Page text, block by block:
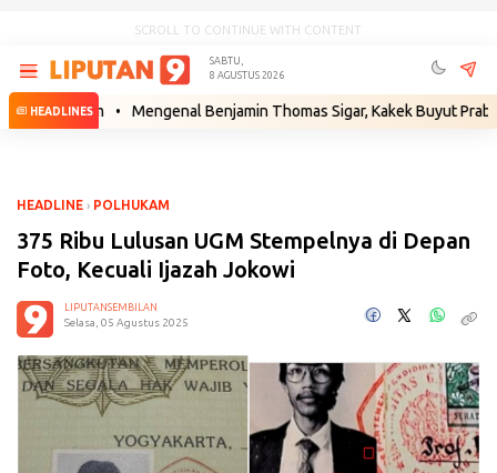
SCROLL TO CONTINUE WITH CONTENT
SABTU,
8 AGUSTUS 2026
HEADLINES
Hukum • Mengenal Benjamin Thomas Sigar, Kakek Buyut Prabowo
HEADLINE › POLHUKAM
375 Ribu Lulusan UGM Stempelnya di Depan
Foto, Kecuali Ijazah Jokowi
LIPUTANSEMBILAN
Selasa, 05 Agustus 2025